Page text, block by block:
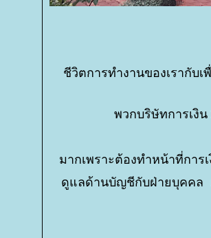
ชีวิตการทำงานของเรากับ
พวกบริษัทการเงิ
มากเพราะต้องทำหน้าที่การ
ดูแลด้านบัญชีกับฝ่ายบุคคล